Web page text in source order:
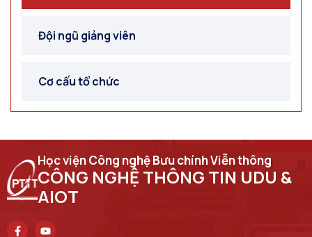
Đội ngũ giảng viên
Cơ cấu tổ chức
Học viện Công nghệ Bưu chính Viễn thông
CÔNG NGHỆ THÔNG TIN UDU &
AIOT